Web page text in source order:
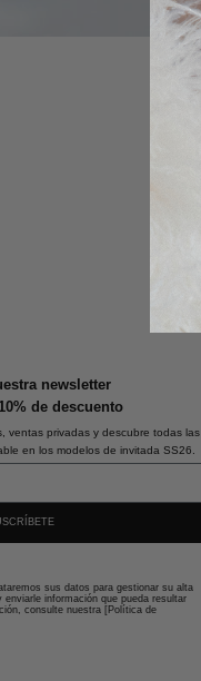
newsletter
de descuento
ventas privadas y descubre todas las
en los modelos de invitada SS26.
sus datos para gestionar su alta
información que pueda resultar
consulte nuestra [Política de